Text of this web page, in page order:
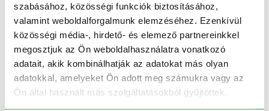
szabásához, közösségi funkciók biztosításához,
valamint weboldalforgalmunk elemzéséhez. Ezenkívül
közösségi média-, hirdető- és elemező partnereinkkel
megosztjuk az Ön weboldalhasználatra vonatkozó
adatait, akik kombinálhatják az adatokat más olyan
adatokkal, amelyeket Ön adott meg számukra vagy az
Ön által használt más szolgáltatásokból gyűjtöttek.
-50%
CSAK ONLINE
-50%